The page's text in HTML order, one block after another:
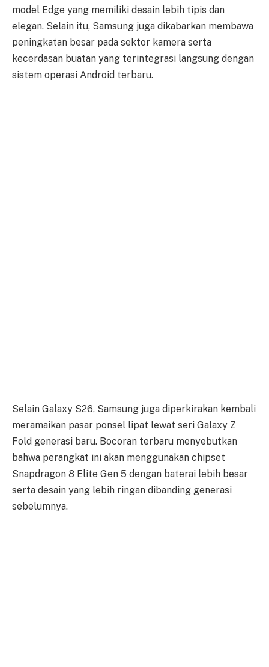
model Edge yang memiliki desain lebih tipis dan
elegan. Selain itu, Samsung juga dikabarkan membawa
peningkatan besar pada sektor kamera serta
kecerdasan buatan yang terintegrasi langsung dengan
sistem operasi Android terbaru.
Selain Galaxy S26, Samsung juga diperkirakan kembali
meramaikan pasar ponsel lipat lewat seri Galaxy Z
Fold generasi baru. Bocoran terbaru menyebutkan
bahwa perangkat ini akan menggunakan chipset
Snapdragon 8 Elite Gen 5 dengan baterai lebih besar
serta desain yang lebih ringan dibanding generasi
sebelumnya.